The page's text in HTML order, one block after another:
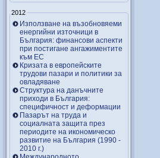
2012
Използване на възобновяеми
енергийни източници в
България: финансови аспекти
при постигане ангажиментите
към ЕС
Кризата в европейските
трудови пазари и политики за
овладяване
Структура на данъчните
приходи в България:
специфичност и деформации
Пазарът на труда и
социалната защита през
периодите на икономическо
развитие на България (1990 -
2010 г.)